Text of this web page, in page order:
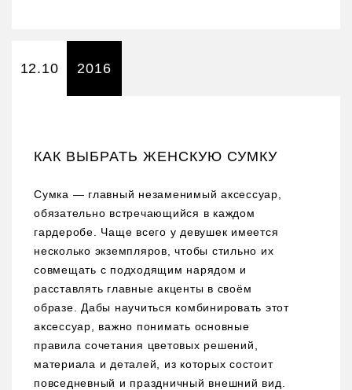
12.10 2016
КАК ВЫБРАТЬ ЖЕНСКУЮ СУМКУ
Сумка — главный незаменимый аксессуар,
обязательно встречающийся в каждом
гардеробе. Чаще всего у девушек имеется
несколько экземпляров, чтобы стильно их
совмещать с подходящим нарядом и
расставлять главные акценты в своём
образе. Дабы научиться комбинировать этот
аксессуар, важно понимать основные
правила сочетания цветовых решений,
материала и деталей, из которых состоит
повседневный и праздничный внешний вид.